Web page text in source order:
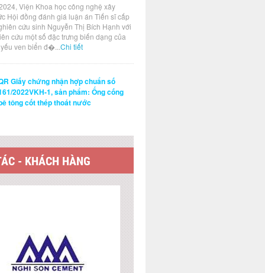
Viện Khoa học công nghệ xây
Hội đồng đánh giá luận án Tiến sĩ cấp
cứu sinh Nguyễn Thị Bích Hạnh với
cứu một số đặc trưng biến dạng của
ven biển đ�...Chi tiết
Giấy chứng nhận hợp chuẩn số
2022VKH-1, sản phẩm: Ống cống
tông cốt thép thoát nước
- KHÁCH HÀNG